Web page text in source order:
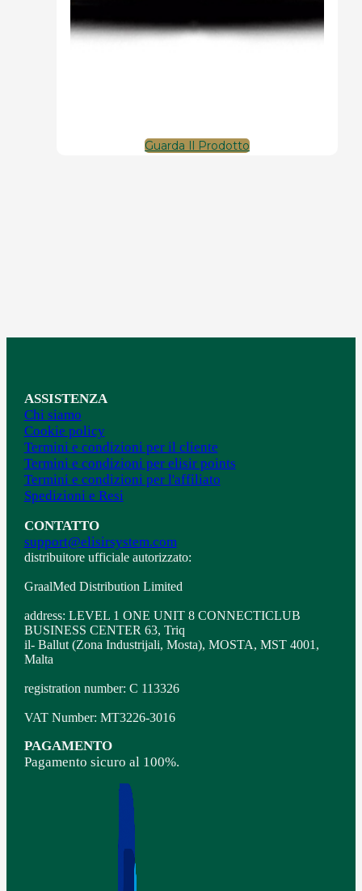
Guarda Il Prodotto
ASSISTENZA
Chi siamo
Cookie policy
Termini e condizioni per il cliente
Termini e condizioni per elisir points
Termini e condizioni per l'affiliato
Spedizioni e Resi
CONTATTO
support@elisirsystem.com
distribuitore ufficiale autorizzato:
GraalMed Distribution Limited
address: LEVEL 1 ONE UNIT 8 CONNECTICLUB
BUSINESS CENTER 63, Triq
il- Ballut (Zona Industrijali, Mosta), MOSTA, MST 4001,
Malta
registration number: C 113326
VAT Number: MT3226-3016
PAGAMENTO
Pagamento sicuro al 100%.